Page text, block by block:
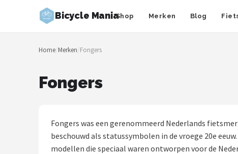
Bicycle ManiaShop Merken Blog
Zoeken
NAVIGATIE
Fietsroutes
Home/Merken/Fongers
Fongers
Fongers was een gerenommeerd Nederlands
beschouwd als statussymbolen in de vroege 20e
modellen die speciaal waren ontworpen voor de